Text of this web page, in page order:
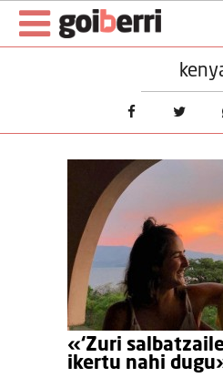
«‘Zuri
ikertu nahi